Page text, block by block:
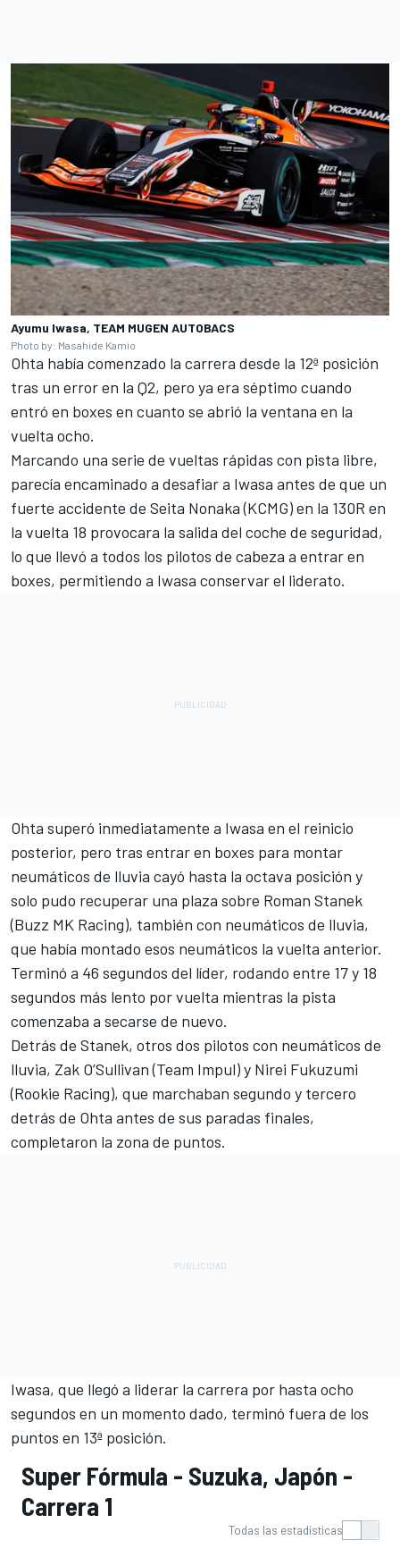
Ayumu Iwasa, TEAM MUGEN AUTOBACS
Photo by: Masahide Kamio
Ohta había comenzado la carrera desde la 12ª posición
tras un error en la Q2, pero ya era séptimo cuando
entró en boxes en cuanto se abrió la ventana en la
vuelta ocho.
Marcando una serie de vueltas rápidas con pista libre,
parecía encaminado a desafiar a Iwasa antes de que un
fuerte accidente de Seita Nonaka (KCMG) en la 130R en
la vuelta 18 provocara la salida del coche de seguridad,
lo que llevó a todos los pilotos de cabeza a entrar en
boxes, permitiendo a Iwasa conservar el liderato.
Ohta superó inmediatamente a Iwasa en el reinicio
posterior, pero tras entrar en boxes para montar
neumáticos de lluvia cayó hasta la octava posición y
solo pudo recuperar una plaza sobre Roman Stanek
(Buzz MK Racing), también con neumáticos de lluvia,
que había montado esos neumáticos la vuelta anterior.
Terminó a 46 segundos del líder, rodando entre 17 y 18
segundos más lento por vuelta mientras la pista
comenzaba a secarse de nuevo.
Detrás de Stanek, otros dos pilotos con neumáticos de
lluvia, Zak O’Sullivan (Team Impul) y Nirei Fukuzumi
(Rookie Racing), que marchaban segundo y tercero
detrás de Ohta antes de sus paradas finales,
completaron la zona de puntos.
Iwasa, que llegó a liderar la carrera por hasta ocho
segundos en un momento dado, terminó fuera de los
puntos en 13ª posición.
Super Fórmula - Suzuka, Japón -
Carrera 1
Todas las estadísticas